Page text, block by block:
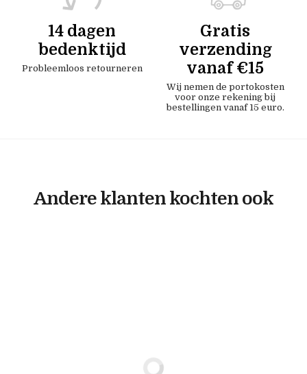
14 dagen
bedenktijd
Probleemloos retourneren
Gratis
verzending
vanaf €15
Wij nemen de portokosten
voor onze rekening bij
bestellingen vanaf 15 euro.
Andere klanten kochten ook